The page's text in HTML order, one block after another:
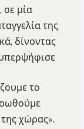
σε μία
της
δίνοντας
το
χώρας».